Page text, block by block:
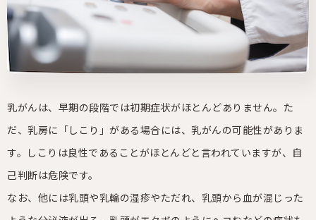
乳がんは、早期の段階では初期症状がほとんどありません。た
だ、乳房に「しこり」がある場合には、乳がんの可能性がありま
す。しこりは良性であることがほとんどと言われていますが、自
己判断は危険です。
なお、他には乳頭や乳輪の湿疹やただれ、乳頭から血が混じった